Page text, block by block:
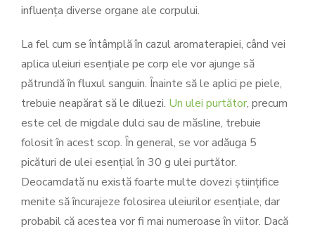
influența diverse organe ale corpului.
La fel cum se întâmplă în cazul aromaterapiei, când vei
aplica uleiuri esențiale pe corp ele vor ajunge să
pătrundă în fluxul sanguin. Înainte să le aplici pe piele,
trebuie neapărat să le diluezi. Un ulei purtător, precum
este cel de migdale dulci sau de măsline, trebuie
folosit în acest scop. În general, se vor adăuga 5
picături de ulei esențial în 30 g ulei purtător.
Deocamdată nu există foarte multe dovezi științifice
menite să încurajeze folosirea uleiurilor esențiale, dar
probabil că acestea vor fi mai numeroase în viitor. Dacă